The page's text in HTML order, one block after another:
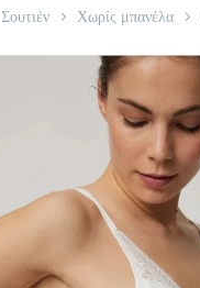
Σουτιέν Χωρίς μπανέλα